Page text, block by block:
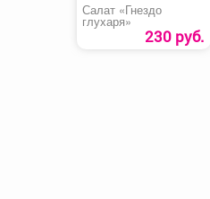
Салат «Гнездо
глухаря»
230 руб.